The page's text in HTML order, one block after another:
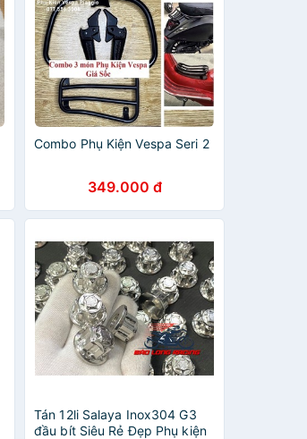
Combo Phụ Kiện Vespa Seri 2
349.000 đ
Tán 12li Salaya Inox304 G3
đầu bít Siêu Rẻ Đẹp Phụ kiện